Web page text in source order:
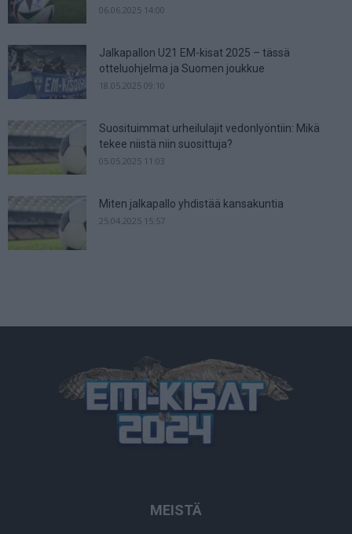
06.06.2025 14:00
Jalkapallon U21 EM-kisat 2025 – tässä
otteluohjelma ja Suomen joukkue
18.05.2025 09:10
Suosituimmat urheilulajit vedonlyöntiin: Mikä
tekee niistä niin suosittuja?
05.05.2025 11:03
Miten jalkapallo yhdistää kansakuntia
25.04.2025 15:57
MEISTÄ